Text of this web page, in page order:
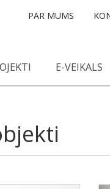
E-VEIKALS
PAR MUMS